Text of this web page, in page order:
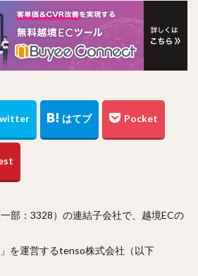
部：3328）の連結子会社で、越境ECの
を運営するtenso株式会社（以下